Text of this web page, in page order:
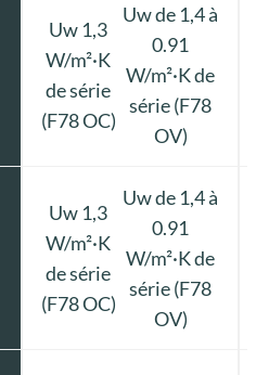
Uw 1,3
W/m²·K
de série
(F78 OC)
Uw de 1,4 à
0.91
W/m²·K de
série (F78
OV)
Uw 1,3
W/m²·K
de série
(F78 OC)
Uw de 1,4 à
0.91
W/m²·K de
série (F78
OV)